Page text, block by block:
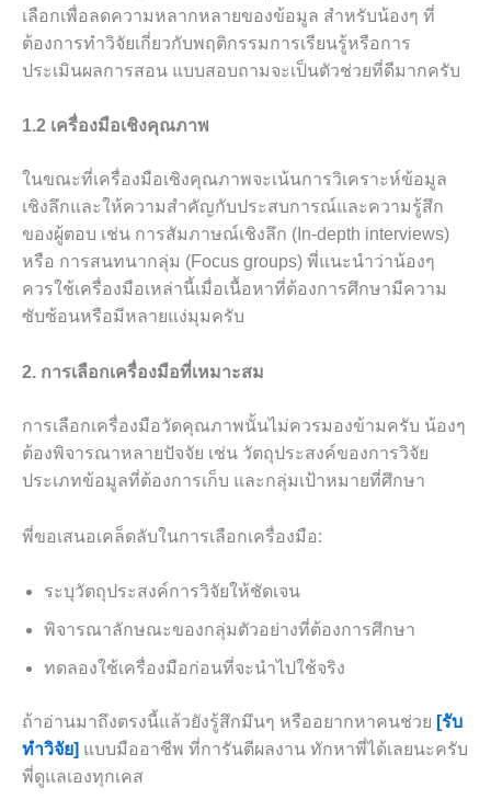
เลือกเพื่อลดความหลากหลายของข้อมูล สำหรับน้องๆ ที่
ต้องการทำวิจัยเกี่ยวกับพฤติกรรมการเรียนรู้หรือการ
ประเมินผลการสอน แบบสอบถามจะเป็นตัวช่วยที่ดีมากครับ
1.2 เครื่องมือเชิงคุณภาพ
ในขณะที่เครื่องมือเชิงคุณภาพจะเน้นการวิเคราะห์ข้อมูล
เชิงลึกและให้ความสำคัญกับประสบการณ์และความรู้สึก
ของผู้ตอบ เช่น การสัมภาษณ์เชิงลึก (In-depth interviews)
หรือ การสนทนากลุ่ม (Focus groups) พี่แนะนำว่าน้องๆ
ควรใช้เครื่องมือเหล่านี้เมื่อเนื้อหาที่ต้องการศึกษามีความ
ซับซ้อนหรือมีหลายแง่มุมครับ
2. การเลือกเครื่องมือที่เหมาะสม
การเลือกเครื่องมือวัดคุณภาพนั้นไม่ควรมองข้ามครับ น้องๆ
ต้องพิจารณาหลายปัจจัย เช่น วัตถุประสงค์ของการวิจัย
ประเภทข้อมูลที่ต้องการเก็บ และกลุ่มเป้าหมายที่ศึกษา
พี่ขอเสนอเคล็ดลับในการเลือกเครื่องมือ:
ระบุวัตถุประสงค์การวิจัยให้ชัดเจน
พิจารณาลักษณะของกลุ่มตัวอย่างที่ต้องการศึกษา
ทดลองใช้เครื่องมือก่อนที่จะนำไปใช้จริง
ถ้าอ่านมาถึงตรงนี้แล้วยังรู้สึกมึนๆ หรืออยากหาคนช่วย [รับ
ทำวิจัย] แบบมืออาชีพ ที่การันตีผลงาน ทักหาพี่ได้เลยนะครับ
พี่ดูแลเองทุกเคส